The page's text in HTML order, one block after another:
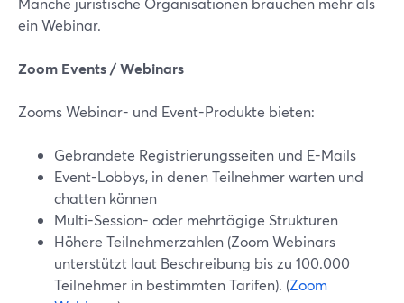
ein Webinar.
Zoom Events / Webinars
Zooms Webinar- und Event-Produkte bieten:
Gebrandete Registrierungsseiten und E-Mails
Event-Lobbys, in denen Teilnehmer warten und
chatten können
Multi-Session- oder mehrtägige Strukturen
Höhere Teilnehmerzahlen (Zoom Webinars
unterstützt laut Beschreibung bis zu 100.000
Teilnehmer in bestimmten Tarifen). (Zoom